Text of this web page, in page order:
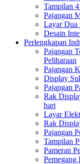
Tampilan
Pajangan
Layar Dua
Desain
Perlengkapan
Pajangan
Peliharaan
Pajangan
Display
Pajangan
Rak
hari
Layar
Rak
Pajangan
Tampilan
Pameran
Pemegang